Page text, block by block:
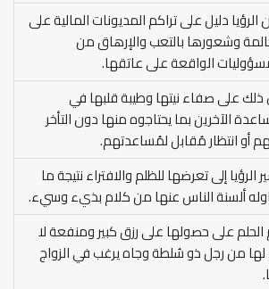
الرؤيا دليل على تراكم المديونات المالية على
وشعورها بالتعب والإرهاق من
الواقعة على عاتقها.
على صفاء نيتها وطيبة قلبها في
الآخرين بما يحتاجوه منها دون التأخر
أو انتظار مُقابل لمُساعدتهم.
الرؤيا إلى تعرضها للظلم والافتراء نتيجة ما
ألسنة الناس عنها من كلام بذيء وسيء.
الحلم على حصولها على رزق كبير ومنفعة لا
من رجل ذو سُلطة وجاه يرغب في الزواج